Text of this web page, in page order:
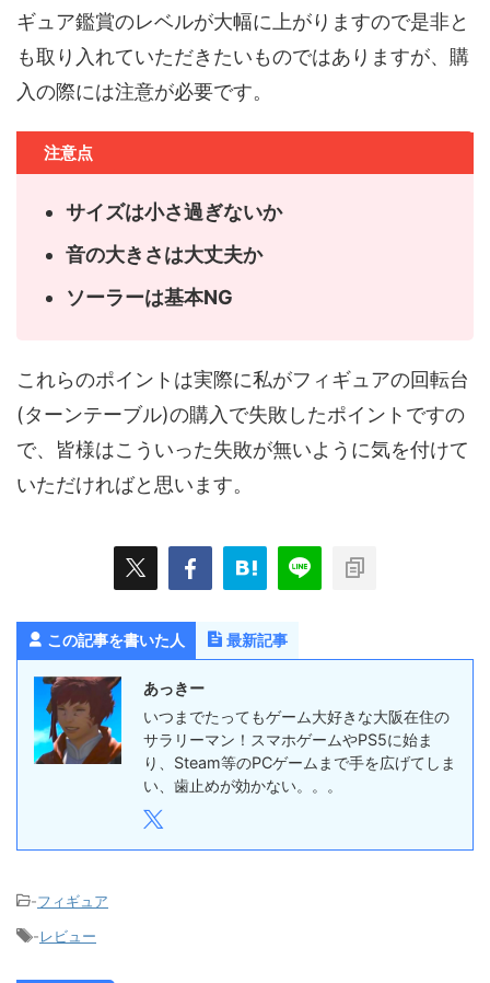
ギュア鑑賞のレベルが大幅に上がりますので是非と
も取り入れていただきたいものではありますが、購
入の際には注意が必要です。
注意点
サイズは小さ過ぎないか
音の大きさは大丈夫か
ソーラーは基本NG
これらのポイントは実際に私がフィギュアの回転台
(ターンテーブル)の購入で失敗したポイントですの
で、皆様はこういった失敗が無いように気を付けて
いただければと思います。
この記事を書いた人 最新記事
あっきー
いつまでたってもゲーム大好きな大阪在住の
サラリーマン！スマホゲームやPS5に始ま
り、Steam等のPCゲームまで手を広げてしま
い、歯止めが効かない。。。
-フィギュア
-レビュー